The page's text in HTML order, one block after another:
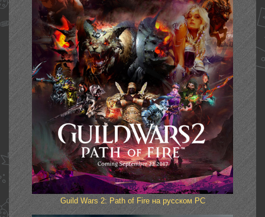
Guild Wars 2: Path of Fire на русском PC